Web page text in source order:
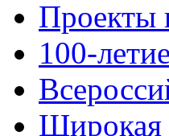
Проекты
100-
Широкая